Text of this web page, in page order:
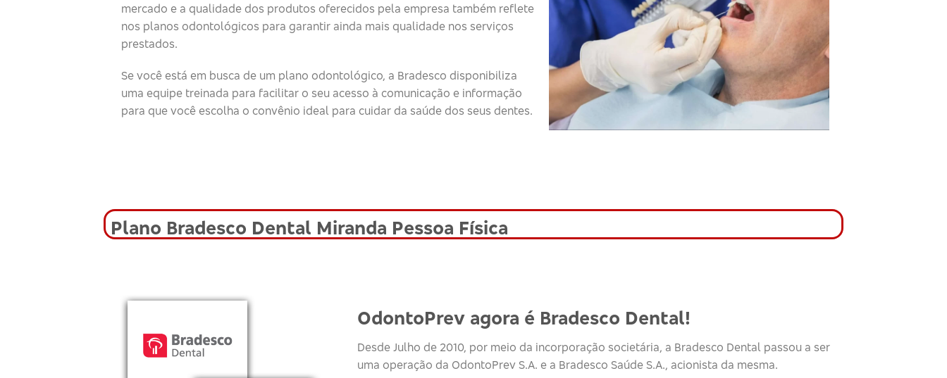
mercado e a qualidade dos produtos oferecidos pela empresa também reflete
nos planos odontológicos para garantir ainda mais qualidade nos serviços
prestados.
Se você está em busca de um plano odontológico, a Bradesco disponibiliza
uma equipe treinada para facilitar o seu acesso à comunicação e informação
para que você escolha o convênio ideal para cuidar da saúde dos seus dentes.
Plano Bradesco Dental Miranda Pessoa Física
OdontoPrev agora é Bradesco Dental!
Desde Julho de 2010, por meio da incorporação societária, a Bradesco Dental passou a ser
uma operação da OdontoPrev S.A. e a Bradesco Saúde S.A., acionista da mesma.